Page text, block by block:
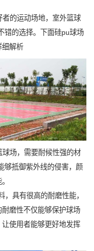
的运动场地，室外篮球
错的选择。下面硅pu球场
细解析
场，需要耐候性强的材
够抵御紫外线的侵害，颜
具有很高的耐磨性能，
磨性不仅能够保护球场
使用者能够更好地发挥